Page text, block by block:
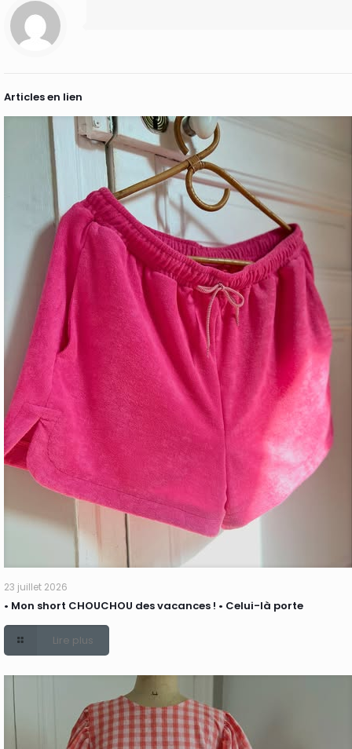
Articles en lien
23 juillet 2026
• Mon short CHOUCHOU des vacances ! • Celui-là porte
Lire plus